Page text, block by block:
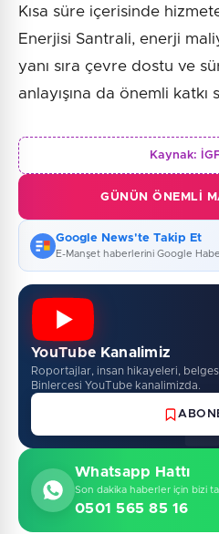
Kısa süre içerisinde
Enerjisi Santrali, enerji
yanı sıra çevre dostu ve
anlayışına da önemli katkı
Kaynak:
GÜNÜN ÖNEMLI
Google News'te Takip Et
E-Manşet haberlerini Google
YouTube Kanalimiz
Roportajlar, insan hikayeleri,
Binlercesi YouTube kanalimizda.
Whatsapp Hattı
Son dakika haberler için bizi
0501 565 85 16